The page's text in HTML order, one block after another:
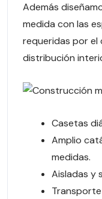
Además
medida con las
requeridas por el
distribución
Casetas
Amplio
medidas.
Aisladas y